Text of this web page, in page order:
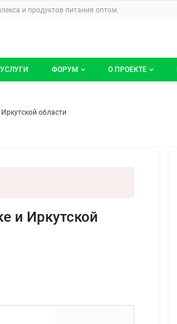
и продуктов питания оптом.
УСЛУГИ ФОРУМ О ПРОЕКТЕ
ноги в Иркутске
области
и Иркутской